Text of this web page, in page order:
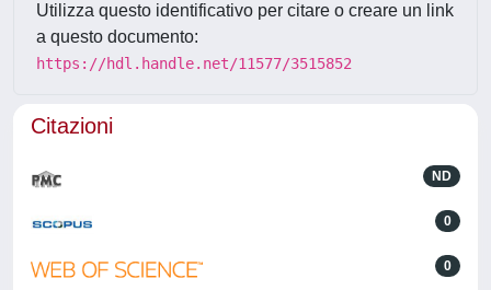
Utilizza questo identificativo per citare o creare un link
a questo documento:
https://hdl.handle.net/11577/3515852
Citazioni
ND
0
0